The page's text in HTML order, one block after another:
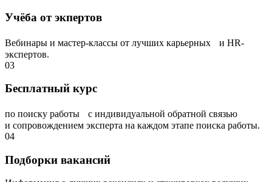
Учёба от экпертов
Вебинары и мастер-классы от лучших карьерных и HR-
экспертов.
03
Бесплатный курс
по поиску работы с индивидуальной обратной связью
и сопровождением эксперта на каждом этапе поиска работы.
04
Подборки вакансий